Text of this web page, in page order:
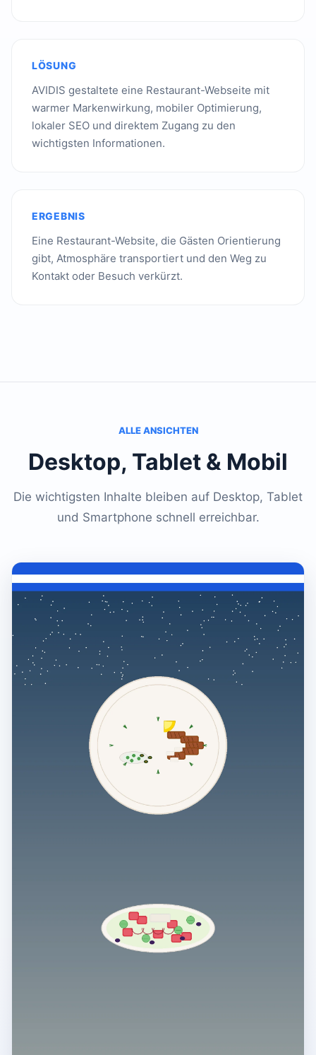
LÖSUNG
AVIDIS gestaltete eine Restaurant-Webseite mit
warmer Markenwirkung, mobiler Optimierung,
lokaler SEO und direktem Zugang zu den
wichtigsten Informationen.
ERGEBNIS
Eine Restaurant-Website, die Gästen Orientierung
gibt, Atmosphäre transportiert und den Weg zu
Kontakt oder Besuch verkürzt.
ALLE ANSICHTEN
Desktop, Tablet & Mobil
Die wichtigsten Inhalte bleiben auf Desktop, Tablet
und Smartphone schnell erreichbar.